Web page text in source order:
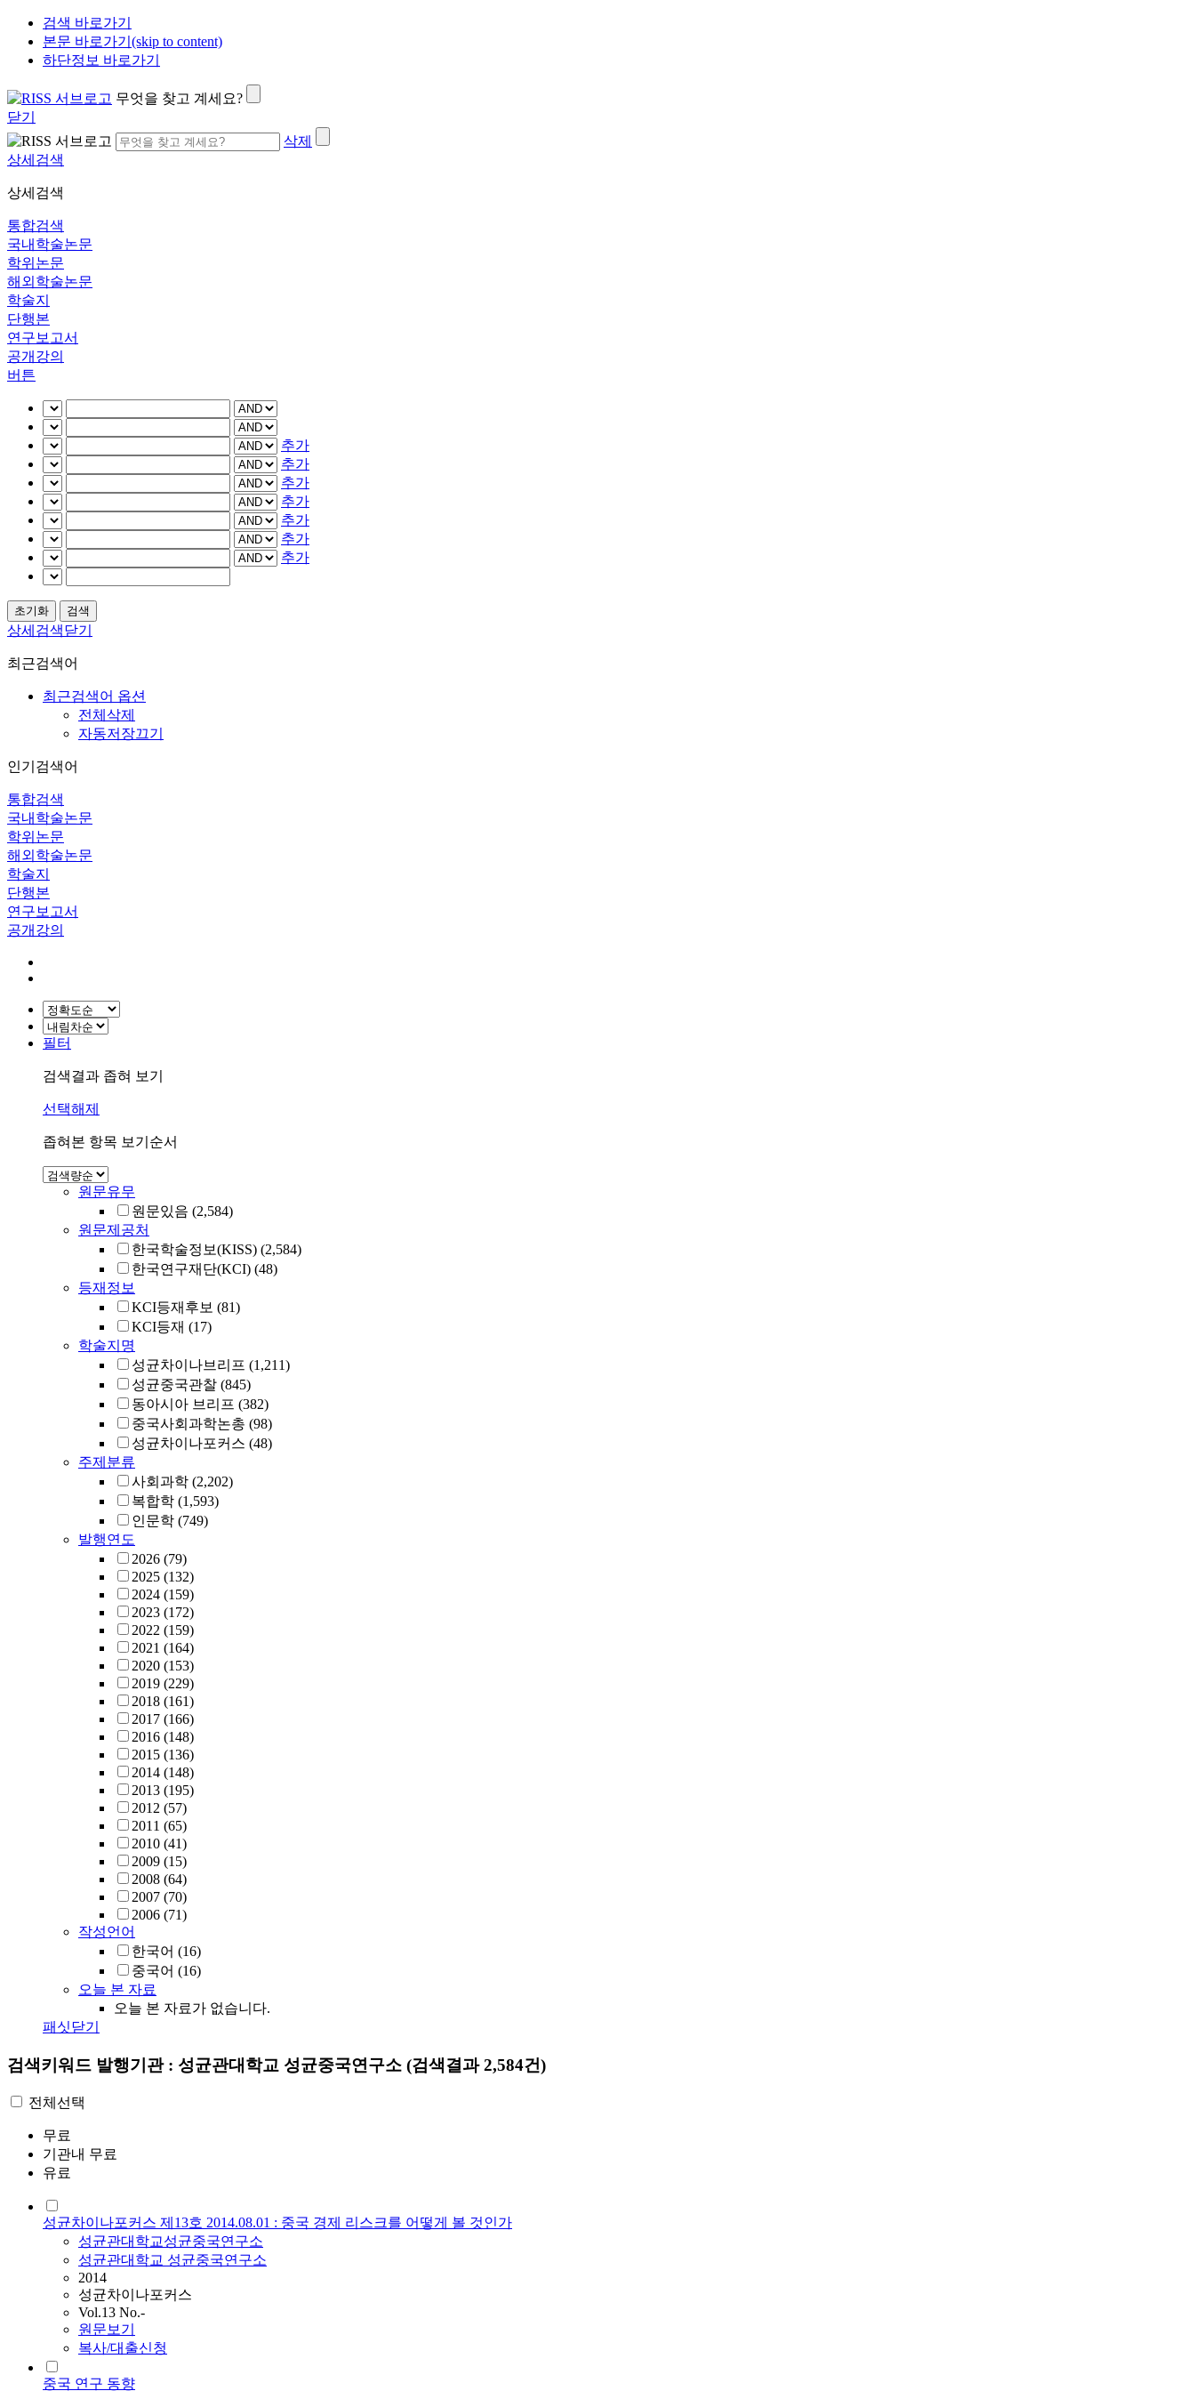
검색 바로가기
본문 바로가기(skip to content)
하단정보 바로가기
무엇을 찾고 계세요?
닫기
삭제
상세검색
상세검색
통합검색
국내학술논문
학위논문
해외학술논문
학술지
단행본
연구보고서
공개강의
버튼
추가
추가
추가
추가
추가
추가
추가
상세검색닫기
최근검색어
최근검색어 옵션
전체삭제
자동저장끄기
인기검색어
통합검색
국내학술논문
학위논문
해외학술논문
학술지
단행본
연구보고서
공개강의
필터
검색결과 좁혀 보기
선택해제
좁혀본 항목 보기순서
원문유무
원문있음 (2,584)
원문제공처
한국학술정보(KISS) (2,584)
한국연구재단(KCI) (48)
등재정보
KCI등재후보 (81)
KCI등재 (17)
학술지명
성균차이나브리프 (1,211)
성균중국관찰 (845)
동아시아 브리프 (382)
중국사회과학논총 (98)
성균차이나포커스 (48)
주제분류
사회과학 (2,202)
복합학 (1,593)
인문학 (749)
발행연도
2026 (79)
2025 (132)
2024 (159)
2023 (172)
2022 (159)
2021 (164)
2020 (153)
2019 (229)
2018 (161)
2017 (166)
2016 (148)
2015 (136)
2014 (148)
2013 (195)
2012 (57)
2011 (65)
2010 (41)
2009 (15)
2008 (64)
2007 (70)
2006 (71)
작성언어
한국어 (16)
중국어 (16)
오늘 본 자료
오늘 본 자료가 없습니다.
패싯닫기
검색키워드 발행기관 : 성균관대학교 성균중국연구소 (검색결과 2,584건)
전체선택
무료
기관내 무료
유료
성균차이나포커스 제13호 2014.08.01 : 중국 경제 리스크를 어떻게 볼 것인가
성균관대학교성균중국연구소
성균관대학교 성균중국연구소
2014
성균차이나포커스
Vol.13 No.-
원문보기
복사/대출신청
중국 연구 동향